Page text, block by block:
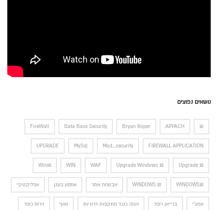
נושאים נפוצים
10
APPACH
Bryan Roper
Data Base Security
FireWall
FIREWALL APPLICATION
Mod_security
MySql
UPGRADE
Upgrade 10
Upgrade Windows 10
WAF
WIN
Win10
WINDOWS10
WINDOWS 10 אבטחת אתר אחסון בענן אפליקטיבי
אפצ'י ברייאן רופר הגנה כנגד מתקפות זדוניות וואף וירוס כופר